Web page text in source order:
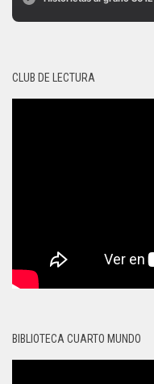
CLUB DE LECTURA
BIBLIOTECA CUARTO MUNDO